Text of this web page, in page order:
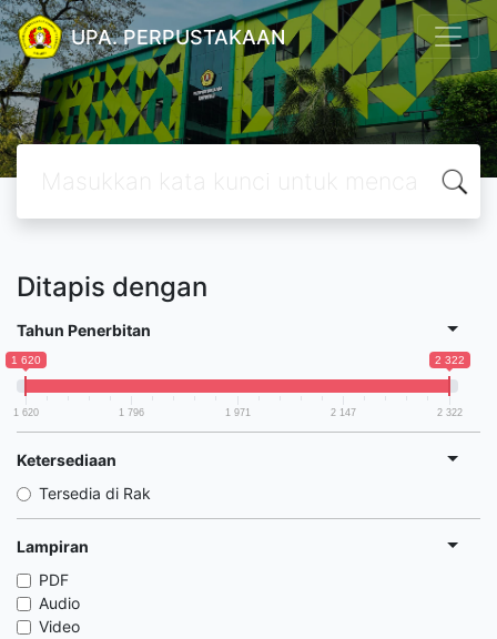
UPA. PERPUSTAKAAN
Ditapis dengan
Tahun Penerbitan
1 620 2 322
1 620 1 796 1 971 2 147 2 322
Ketersediaan
Tersedia di Rak
Lampiran
PDF
Audio
Video